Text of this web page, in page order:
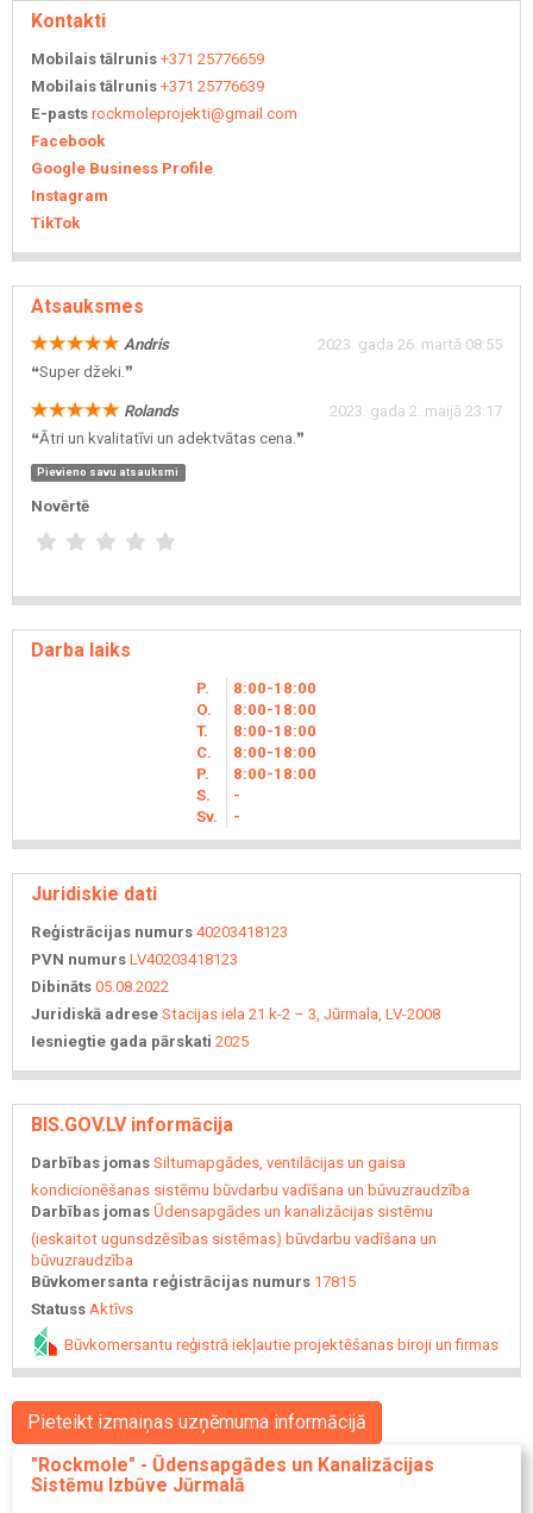
Kontakti
Mobilais tālrunis +371 25776659
Mobilais tālrunis +371 25776639
E-pasts rockmoleprojekti@gmail.com
Facebook
Google Business Profile
Instagram
TikTok
Atsauksmes
Andris
2023. gada 26. martā 08:55
❝Super džeki.❞
Rolands
2023. gada 2. maijā 23:17
❝Ātri un kvalitatīvi un adektvātas cena.❞
Pievieno savu atsauksmi
Novērtē
Darba laiks
P. 8 00-18 00
O.
8 00-18 00
T.
8 00-18 00
C.
8 00-18 00
P.
8 00-18 00
S.
-
Sv.
-
Juridiskie dati
Reģistrācijas numurs 40203418123
PVN numurs LV40203418123
Dibināts 05.08.2022
Juridiskā adrese Stacijas iela 21 k-2 – 3, Jūrmala, LV-2008
Iesniegtie gada pārskati 2025
BIS.GOV.LV informācija
Darbības jomas Siltumapgādes, ventilācijas un gaisa
kondicionēšanas sistēmu būvdarbu vadīšana un būvuzraudzība
Darbības jomas Ūdensapgādes un kanalizācijas sistēmu
(ieskaitot ugunsdzēsības sistēmas) būvdarbu vadīšana un
būvuzraudzība
Būvkomersanta reģistrācijas numurs 17815
Statuss Aktīvs
Būvkomersantu reģistrā iekļautie projektēšanas biroji un firmas
Pieteikt izmaiņas uzņēmuma informācijā
"Rockmole" - Ūdensapgādes un Kanalizācijas
Sistēmu Izbūve Jūrmalā